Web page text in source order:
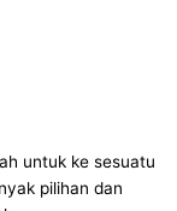
untuk ke sesuatu
pilihan dan